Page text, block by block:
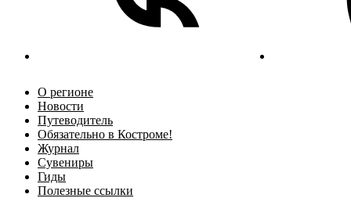
О регионе
Новости
Путеводитель
Обязательно в Костроме!
Журнал
Сувениры
Гиды
Полезные ссылки